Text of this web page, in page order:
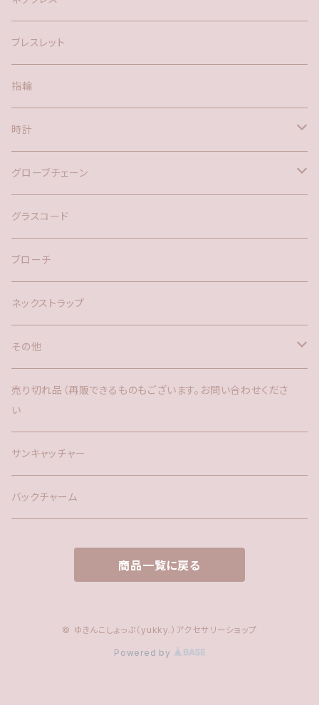
アメリカン
ポスト
ブレスレット
指輪
時計
バックチャーム
ネックレス
グローブチェーン
バックチャーム
グラスコード
ブローチ
ネックストラップ
その他
バックチャーム
時計
サンキャッチャー
売り切れ品（再販できるものもございます。お問い合わせくださ
い
サンキャッチャー
バックチャーム
商品一覧に戻る
© ゆきんこしょっぷ（yukky.）アクセサリーショップ
Powered by